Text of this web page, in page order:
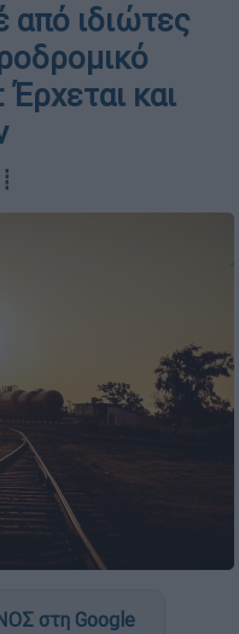
από ιδιώτες
και
στη Google